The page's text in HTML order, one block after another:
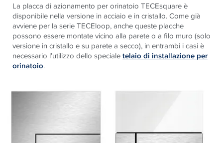
La placca di azionamento per orinatoio TECEsquare è
disponibile nella versione in acciaio e in cristallo. Come già
avviene per la serie TECEloop, anche queste placche
possono essere montate vicino alla parete o a filo muro (solo
versione in cristallo e su parete a secco), in entrambi i casi è
necessario l’utilizzo dello specialetelaio di installazione per
orinatoio.